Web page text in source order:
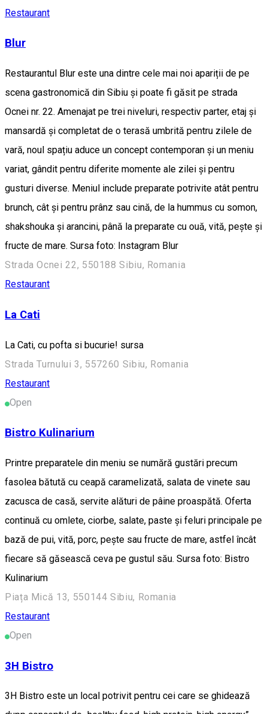
Restaurant
Blur
Restaurantul Blur este una dintre cele mai noi apariții de pe
scena gastronomică din Sibiu și poate fi găsit pe strada
Ocnei nr. 22. Amenajat pe trei niveluri, respectiv parter, etaj și
mansardă și completat de o terasă umbrită pentru zilele de
vară, noul spațiu aduce un concept contemporan și un meniu
variat, gândit pentru diferite momente ale zilei și pentru
gusturi diverse. Meniul include preparate potrivite atât pentru
brunch, cât și pentru prânz sau cină, de la hummus cu somon,
shakshouka și arancini, până la preparate cu ouă, vită, pește și
fructe de mare. Sursa foto: Instagram Blur
Strada Ocnei 22, 550188 Sibiu, Romania
Restaurant
La Cati
La Cati, cu pofta si bucurie! sursa
Strada Turnului 3, 557260 Sibiu, Romania
Restaurant
Open
Bistro Kulinarium
Printre preparatele din meniu se numără gustări precum
fasolea bătută cu ceapă caramelizată, salata de vinete sau
zacusca de casă, servite alături de pâine proaspătă. Oferta
continuă cu omlete, ciorbe, salate, paste și feluri principale pe
bază de pui, vită, porc, pește sau fructe de mare, astfel încât
fiecare să găsească ceva pe gustul său. Sursa foto: Bistro
Kulinarium
Piața Mică 13, 550144 Sibiu, Romania
Restaurant
Open
3H Bistro
3H Bistro este un local potrivit pentru cei care se ghidează